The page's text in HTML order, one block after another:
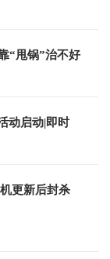
“甩锅”治不好
动启动|即时
更新后封杀